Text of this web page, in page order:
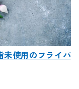
未使用のフライパ